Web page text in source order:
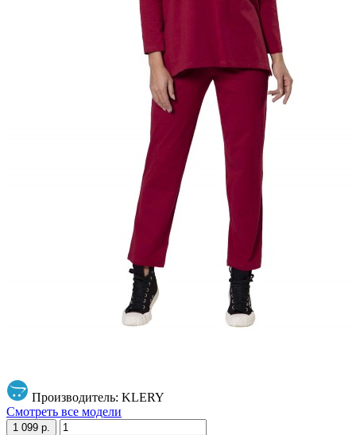
Производитель: KLERY
Смотреть все модели
1 099 р.